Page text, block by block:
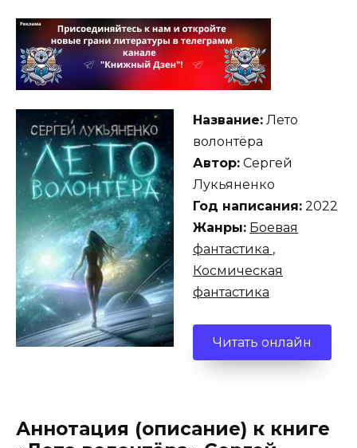
Название: Лето
волонтёра
Автор: Сергей
Лукьяненко
Год написания: 2022
Жанры: Боевая
фантастика ,
Космическая
фантастика
Читать онлайн
Аннотация (описание) к книге